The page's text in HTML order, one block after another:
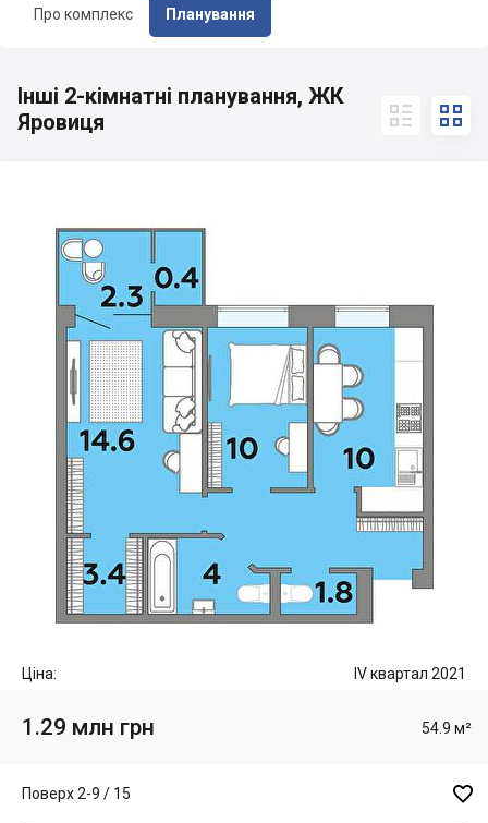
Про комплекс Планування
Інші 2-кімнатні планування, ЖК
Яровиця
 
Ціна: IV квартал 2021
1.29 млн грн 54.9 м²
Поверх 2-9 / 15 